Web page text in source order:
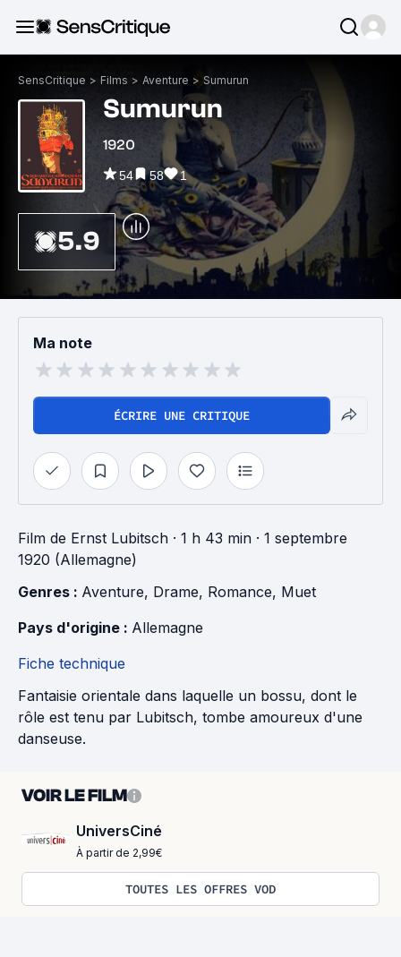
SensCritique > Films > Aventure > Sumurun
Sumurun
1920
54 58 1
5.9
Ma note
ÉCRIRE UNE CRITIQUE
Film de Ernst Lubitsch · 1 h 43 min · 1 septembre
1920 (Allemagne)
Genres : Aventure, Drame, Romance, Muet
Pays d'origine : Allemagne
Fiche technique
Fantaisie orientale dans laquelle un bossu, dont le
rôle est tenu par Lubitsch, tombe amoureux d'une
danseuse.
VOIR LE FILM
UniversCiné
À partir de 2,99€
TOUTES LES OFFRES VOD